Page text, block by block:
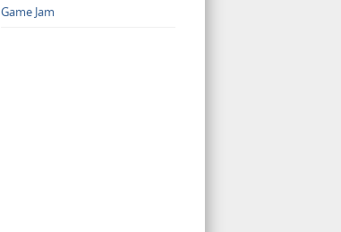
Game Jam